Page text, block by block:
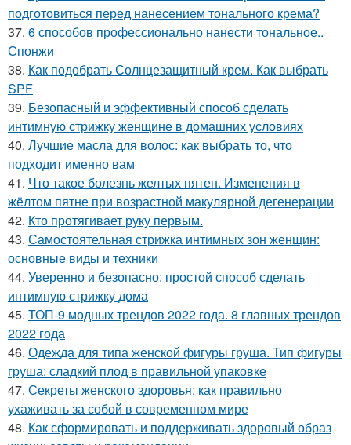
подготовиться перед нанесением тонального крема?
37. 6 способов профессионально нанести тональное..
Спонжи
38. Как подобрать Солнцезащитный крем. Как выбрать
SPF
39. Безопасный и эффективный способ сделать
интимную стрижку женщине в домашних условиях
40. Лучшие масла для волос: как выбрать то, что
подходит именно вам
41. Что такое болезнь желтых пятен. Изменения в
жёлтом пятне при возрастной макулярной дегенерации
42. Кто протягивает руку первым.
43. Самостоятельная стрижка интимных зон женщин:
основные виды и техники
44. Уверенно и безопасно: простой способ сделать
интимную стрижку дома
45. ТОП-9 модных трендов 2022 года. 8 главных трендов
2022 года
46. Одежда для типа женской фигуры груша. Тип фигуры
груша: сладкий плод в правильной упаковке
47. Секреты женского здоровья: как правильно
ухаживать за собой в современном мире
48. Как сформировать и поддерживать здоровый образ